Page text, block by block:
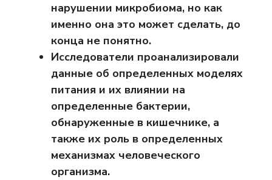
нарушении микробиома, но как
именно она это может сделать, до
конца не понятно.
Исследователи проанализировали
данные об определенных моделях
питания и их влиянии на
определенные бактерии,
обнаруженные в кишечнике, а
также их роль в определенных
механизмах человеческого
организма.